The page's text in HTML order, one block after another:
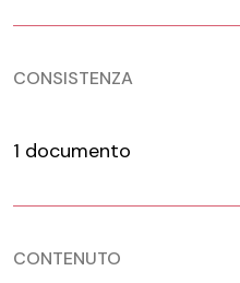
CONSISTENZA
1 documento
CONTENUTO